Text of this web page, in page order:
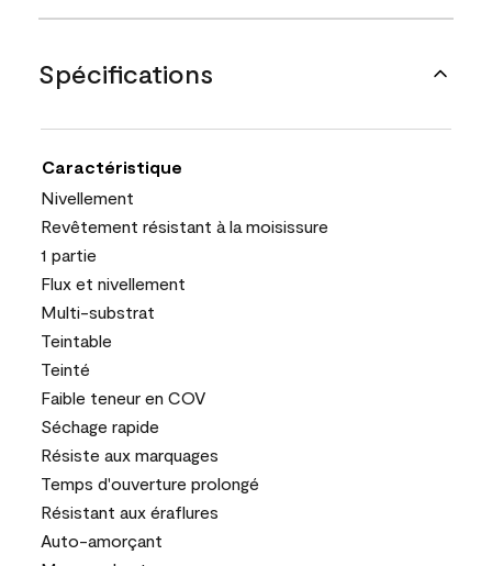
Spécifications
Caractéristique
Nivellement
Revêtement résistant à la moisissure
1 partie
Flux et nivellement
Multi-substrat
Teintable
Teinté
Faible teneur en COV
Séchage rapide
Résiste aux marquages
Temps d'ouverture prolongé
Résistant aux éraflures
Auto-amorçant